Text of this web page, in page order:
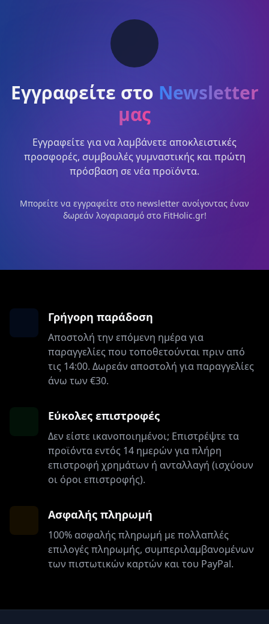
Εγγραφείτε στο Newsletter
μας
Εγγραφείτε για να λαμβάνετε αποκλειστικές
προσφορές, συμβουλές γυμναστικής και πρώτη
πρόσβαση σε νέα προϊόντα.
Μπορείτε να εγγραφείτε στο newsletter ανοίγοντας έναν
δωρεάν λογαριασμό στο FitHolic.gr!
Γρήγορη παράδοση
Αποστολή την επόμενη ημέρα για
παραγγελίες που τοποθετούνται πριν από
τις 14:00. Δωρεάν αποστολή για παραγγελίες
άνω των €30.
Εύκολες επιστροφές
Δεν είστε ικανοποιημένοι; Επιστρέψτε τα
προϊόντα εντός 14 ημερών για πλήρη
επιστροφή χρημάτων ή ανταλλαγή (ισχύουν
οι όροι επιστροφής).
Ασφαλής πληρωμή
100% ασφαλής πληρωμή με πολλαπλές
επιλογές πληρωμής, συμπεριλαμβανομένων
των πιστωτικών καρτών και του PayPal.